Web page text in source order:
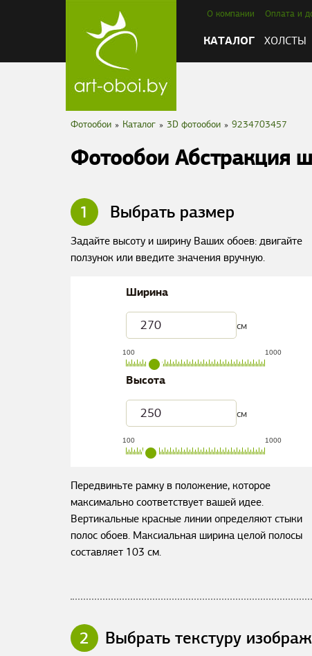
О компании Оплата и
КАТАЛОГ ХОЛСТЫ
Фотообои » Каталог » 3D фотообои » 9234703457
Фотообои Абстракция
1 Выбрать размер
Задайте высоту и ширину Ваших обоев: двигайте
ползунок или введите значения вручную.
Ширина
см
100 1000
Высота
см
100 1000
Передвиньте рамку в положение, которое
максимально соответствует вашей идее.
Вертикальные красные линии определяют стыки
полос обоев. Максиальная ширина целой полосы
составляет 103 см.
2 Выбрать текстуру